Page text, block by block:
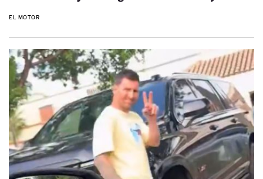
EL MOTOR